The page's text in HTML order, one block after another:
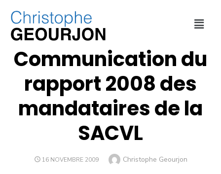
ECONOMIE,FINANCES,
Communication du
rapport 2008 des
mandataires de la
SACVL
16 NOVEMBRE 2009 Christophe Geourjon